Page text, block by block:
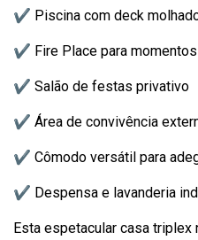
✔ Piscina com deck
✔ Fire Place para
✔ Salão de festas privativo
✔ Área de convivência
✔ Cômodo versátil para
✔ Despensa e lavanderia
Esta espetacular casa